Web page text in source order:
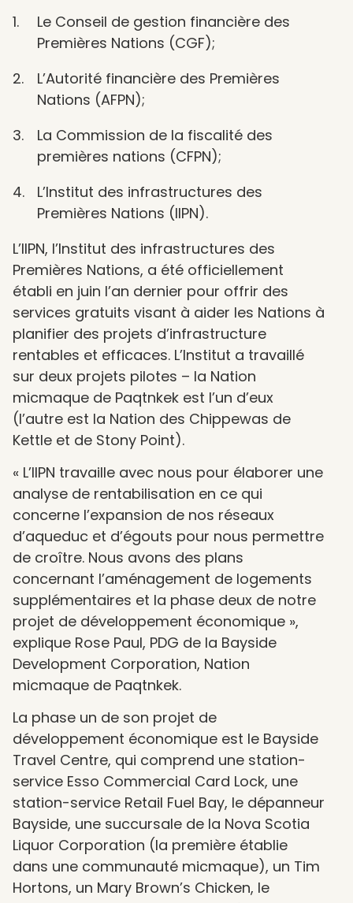
Le Conseil de gestion financière des
Premières Nations (CGF);
L’Autorité financière des Premières
Nations (AFPN);
La Commission de la fiscalité des
premières nations (CFPN);
L’Institut des infrastructures des
Premières Nations (IIPN).
L’IIPN, l’Institut des infrastructures des
Premières Nations, a été officiellement
établi en juin l’an dernier pour offrir des
services gratuits visant à aider les Nations à
planifier des projets d’infrastructure
rentables et efficaces. L’Institut a travaillé
sur deux projets pilotes – la Nation
micmaque de Paqtnkek est l’un d’eux
(l’autre est la Nation des Chippewas de
Kettle et de Stony Point).
« L’IIPN travaille avec nous pour élaborer une
analyse de rentabilisation en ce qui
concerne l’expansion de nos réseaux
d’aqueduc et d’égouts pour nous permettre
de croître. Nous avons des plans
concernant l’aménagement de logements
supplémentaires et la phase deux de notre
projet de développement économique »,
explique Rose Paul, PDG de la Bayside
Development Corporation, Nation
micmaque de Paqtnkek.
La phase un de son projet de
développement économique est le Bayside
Travel Centre, qui comprend une station-
service Esso Commercial Card Lock, une
station-service Retail Fuel Bay, le dépanneur
Bayside, une succursale de la Nova Scotia
Liquor Corporation (la première établie
dans une communauté micmaque), un Tim
Hortons, un Mary Brown’s Chicken, le